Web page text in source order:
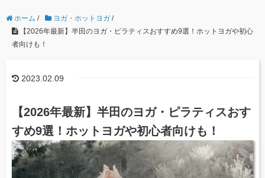
ホーム / ヨガ・ホットヨガ /
【2026年最新】半田のヨガ・ピラティスおすすめ9選！ホットヨガや初心
者向けも！
2023.02.09
【2026年最新】半田のヨガ・ピラティスおす
すめ9選！ホットヨガや初心者向けも！